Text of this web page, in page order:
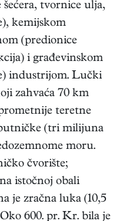
tvornice ulja,
kemijskom
(predionice
i građevinskom
industrijom. Lučki
zahvaća 70 km
teretne
(tri milijuna
moru.
čvorište;
istočnoj obali
je zračna luka (10,5
600. pr. Kr. bila je